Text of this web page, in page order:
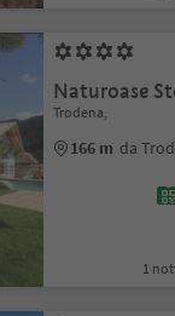
Naturoase
Trodena,
166 m da
1